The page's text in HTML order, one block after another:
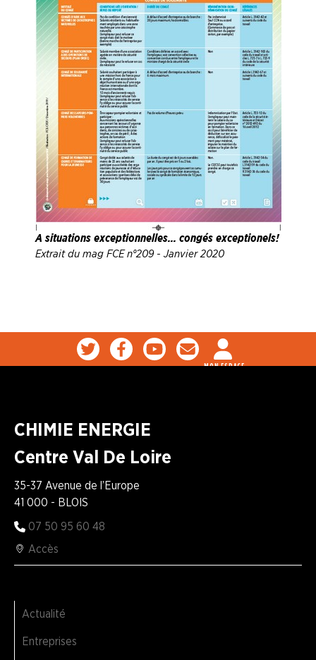
A situations exceptionnelles... congés exceptionels !
Extrait du mag FCE n°209 - Janvier 2020
MON ESPACE
CHIMIE ENERGIE
Centre Val De Loire
35-37 Avenue de l’Europe
41 000 - BLOIS
07 50 95 60 48
Accès
Actualité
Entreprises